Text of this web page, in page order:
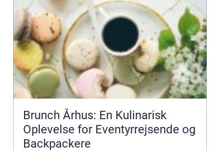
Brunch Århus: En Kulinarisk
Oplevelse for Eventyrrejsende og
Backpackere